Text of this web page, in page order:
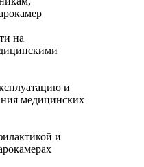
на
и
медицинских
и